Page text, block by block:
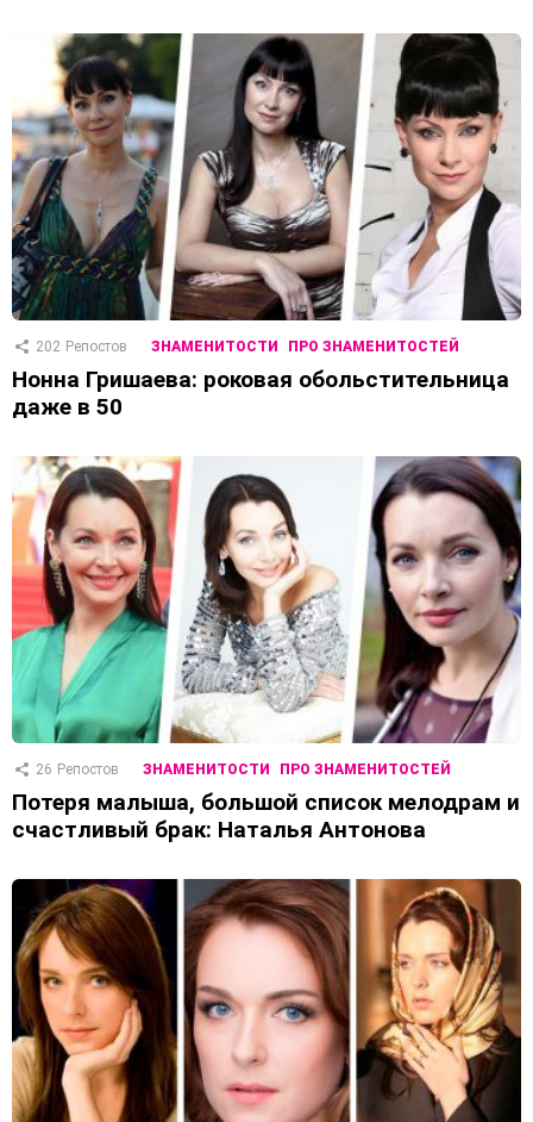
202 Репостов ЗНАМЕНИТОСТИ ПРО ЗНАМЕНИТОСТЕЙ
Нонна Гришаева: роковая обольстительница
даже в 50
26 Репостов ЗНАМЕНИТОСТИ ПРО ЗНАМЕНИТОСТЕЙ
Потеря малыша, большой список мелодрам и
счастливый брак: Наталья Антонова